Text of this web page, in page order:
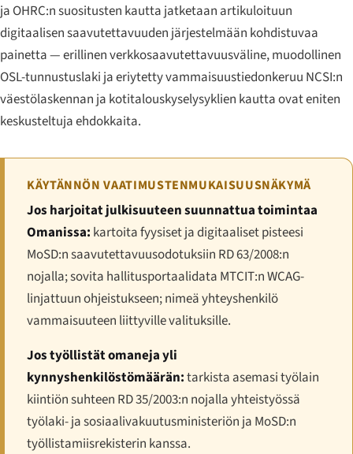
ja OHRC:n suositusten kautta jatketaan artikuloituun
digitaalisen saavutettavuuden järjestelmään kohdistuvaa
painetta — erillinen verkkosaavutettavuusväline, muodollinen
OSL-tunnustuslaki ja eriytetty vammaisuustiedonkeruu NCSI:n
väestölaskennan ja kotitalouskyselysyklien kautta ovat eniten
keskusteltuja ehdokkaita.
KÄYTÄNNÖN VAATIMUSTENMUKAISUUSNÄKYMÄ
Jos harjoitat julkisuuteen suunnattua toimintaa
Omanissa: kartoita fyysiset ja digitaaliset pisteesi
MoSD:n saavutettavuusodotuksiin RD 63/2008:n
nojalla; sovita hallitusportaalidata MTCIT:n WCAG-
linjattuun ohjeistukseen; nimeä yhteyshenkilö
vammaisuuteen liittyville valituksille.
Jos työllistät omaneja yli
kynnyshenkilöstömäärän:tarkista asemasi työlain
kiintiön suhteen RD 35/2003:n nojalla yhteistyössä
työlaki- ja sosiaalivakuutusministeriön ja MoSD:n
työllistamiisrekisterin kanssa.